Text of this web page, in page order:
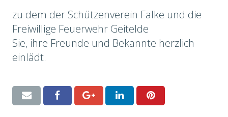
zu dem der Schützenverein Falke und die
Freiwillige Feuerwehr Geitelde
Sie, ihre Freunde und Bekannte herzlich
einlädt.